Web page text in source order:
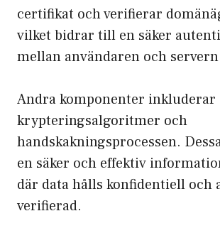
certifikat och verifierar
vilket bidrar till en säker
mellan användaren och
Andra komponenter inkluderar
krypteringsalgoritmer och
handskakningsprocessen.
en säker och effektiv
där data hålls konfidentiell och
verifierad.